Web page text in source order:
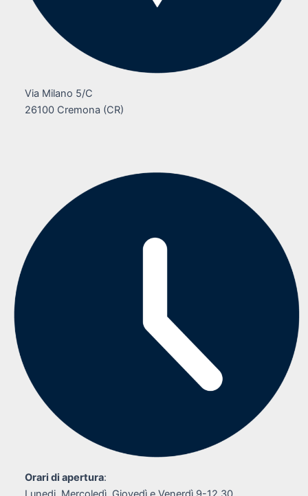
Via Milano 5/C
26100 Cremona (CR)
Orari di apertura: